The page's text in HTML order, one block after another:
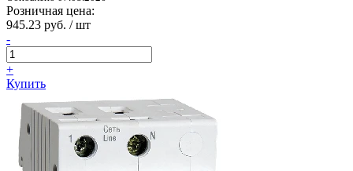
Розничная цена:
945.23 руб. / шт
-
+
Купить